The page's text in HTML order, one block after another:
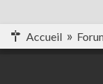
Accueil